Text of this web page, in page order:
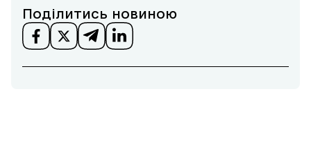
Поділитись новиною